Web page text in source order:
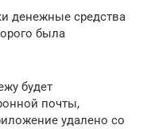
денежные средства
была
будет
почты,
удалено со